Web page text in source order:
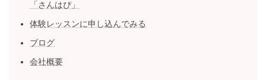
「さんはぴ」
体験レッスンに申し込んでみる
ブログ
会社概要